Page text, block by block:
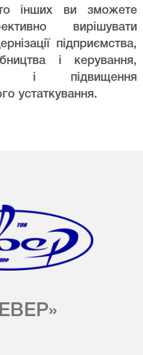
інших ви зможете
вирішувати
підприємства,
і керування,
і підвищення
устаткування.